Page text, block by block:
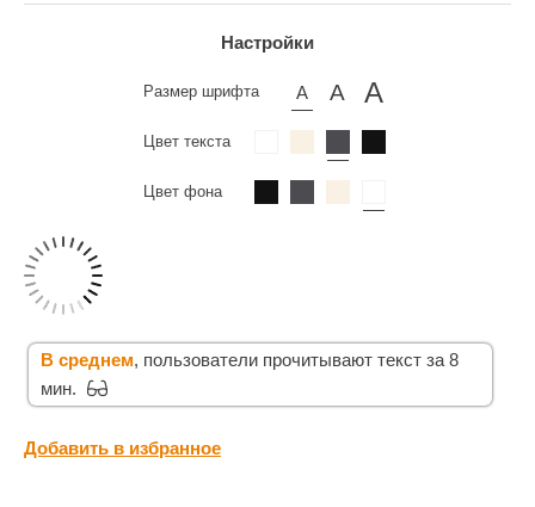
Настройки
Размер шрифта
Цвет текста
Цвет фона
В среднем, пользователи прочитывают текст за 8
мин.
Добавить в избранное